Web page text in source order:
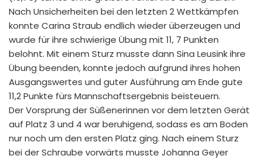
Nach Unsicherheiten bei den letzten 2 Wettkämpfen
konnte Carina Straub endlich wieder überzeugen und
wurde für ihre schwierige Übung mit 11, 7 Punkten
belohnt. Mit einem Sturz musste dann Sina Leusink ihre
Übung beenden, konnte jedoch aufgrund ihres hohen
Ausgangswertes und guter Ausführung am Ende gute
11,2 Punkte fürs Mannschaftsergebnis beisteuern.
Der Vorsprung der Süßenerinnen vor dem letzten Gerät
auf Platz 3 und 4 war beruhigend, sodass es am Boden
nur noch um den ersten Platz ging. Nach einem Sturz
bei der Schraube vorwärts musste Johanna Geyer